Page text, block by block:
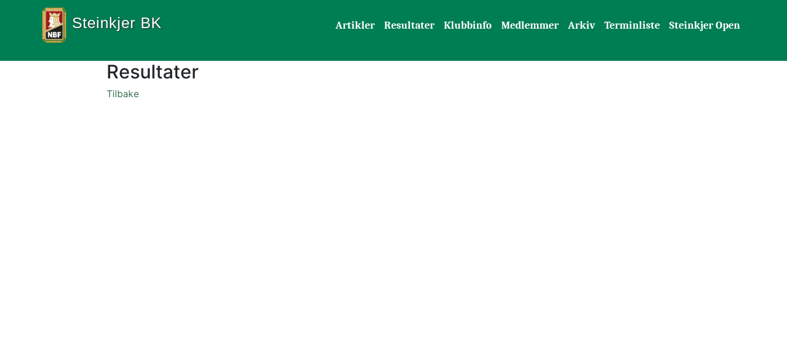
Steinkjer BK Artikler Resultater Klubbinfo Medlemmer Arkiv Terminliste Steinkjer Open
Resultater
Tilbake